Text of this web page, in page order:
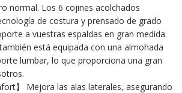
normal. Los 6 cojines acolchados
de costura y prensado de grado
a vuestras espaldas en gran medida.
está equipada con una almohada
lumbar, lo que proporciona una gran
】 Mejora las alas laterales, asegurando